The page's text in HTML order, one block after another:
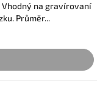
na gravírovaní
Průměr...